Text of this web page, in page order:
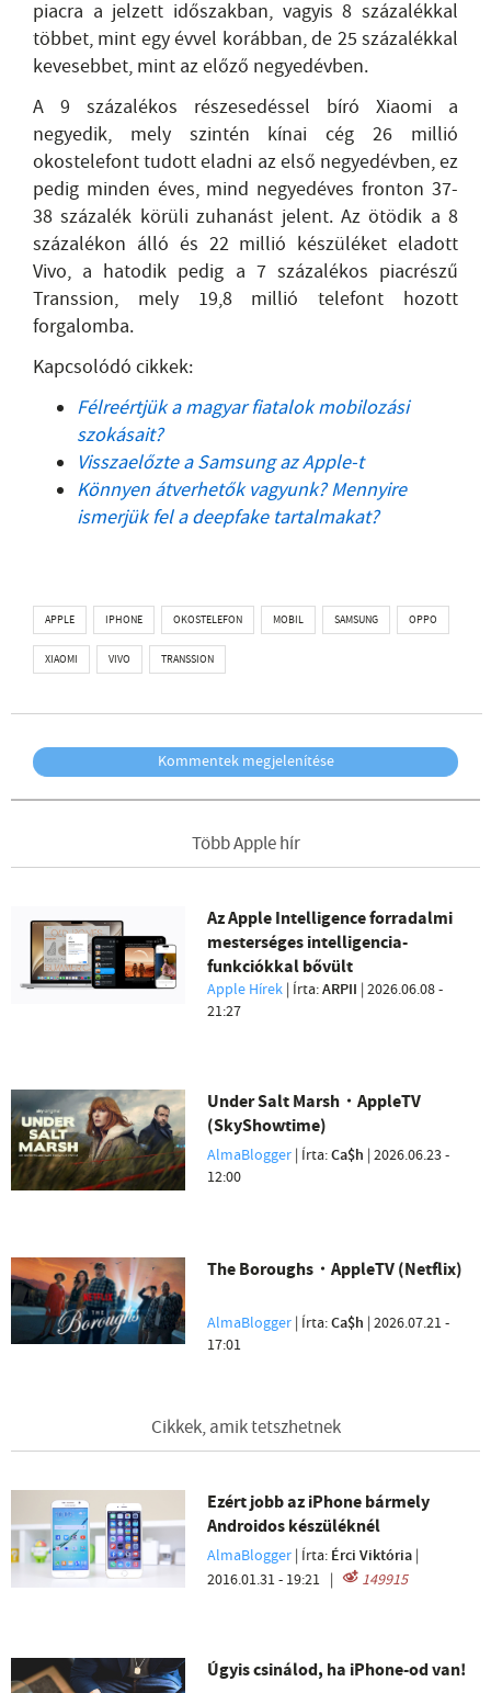
piacra a jelzett időszakban, vagyis 8 százalékkal
többet, mint egy évvel korábban, de 25 százalékkal
kevesebbet, mint az előző negyedévben.
A 9 százalékos részesedéssel bíró Xiaomi a
negyedik, mely szintén kínai cég 26 millió
okostelefont tudott eladni az első negyedévben, ez
pedig minden éves, mind negyedéves fronton 37-
38 százalék körüli zuhanást jelent. Az ötödik a 8
százalékon álló és 22 millió készüléket eladott
Vivo, a hatodik pedig a 7 százalékos piacrészű
Transsion, mely 19,8 millió telefont hozott
forgalomba.
Kapcsolódó cikkek:
Félreértjük a magyar fiatalok mobilozási
szokásait?
Visszaelőzte a Samsung az Apple-t
Könnyen átverhetők vagyunk? Mennyire
ismerjük fel a deepfake tartalmakat?
APPLE IPHONE OKOSTELEFON MOBIL SAMSUNG OPPO
XIAOMI VIVO TRANSSION
Kommentek megjelenítése
Több Apple hír
Az Apple Intelligence forradalmi
mesterséges intelligencia-
funkciókkal bővült
Apple Hírek | Írta:ARPII |2026.06.08 -
21:27
Under Salt Marsh・AppleTV
(SkyShowtime)
AlmaBlogger | Írta:Ca$h |2026.06.23 -
12:00
The Boroughs・AppleTV (Netflix)
AlmaBlogger | Írta:Ca$h |2026.07.21 -
17:01
Cikkek, amik tetszhetnek
Ezért jobb az iPhone bármely
Androidos készüléknél
AlmaBlogger | Írta: Érci Viktória |
2016.01.31 - 19:21 | 149915
Úgyis csinálod, ha iPhone-od van!